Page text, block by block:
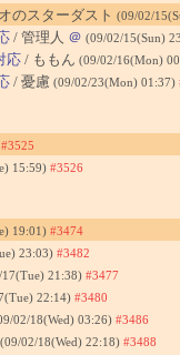
のスターダスト (09/02/
/ 管理人 ＠ (09/02/15(Sun)
応/ ももん (09/02/16(Mon)
/ 憂慮 (09/02/23(Mon) 01:37)
#3525
15:59) #3526
19:01) #3474
23:03) #3482
21:38) #3477
22:14) #3480
02/18(Wed) 03:26) #3486
(09/02/18(Wed) 22:18) #3488